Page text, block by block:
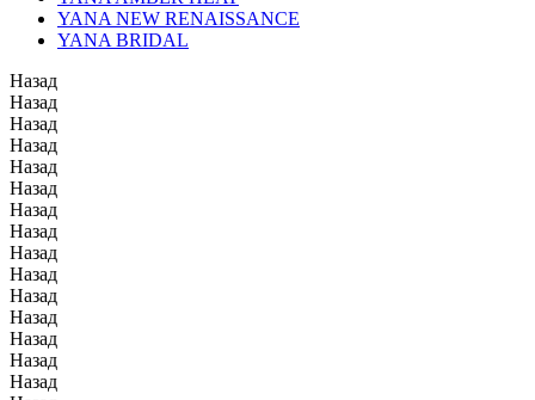
YANA NEW RENAISSANCE
YANA BRIDAL
Назад
Назад
Назад
Назад
Назад
Назад
Назад
Назад
Назад
Назад
Назад
Назад
Назад
Назад
Назад